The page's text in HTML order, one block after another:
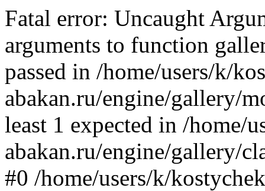
Fatal error: Uncaught
arguments to function
passed in /home/users/k/
abakan.ru/engine/gallery/
least 1 expected in /home/
abakan.ru/engine/gallery/
#0 /home/users/k/